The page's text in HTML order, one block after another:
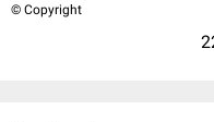
© Copyright